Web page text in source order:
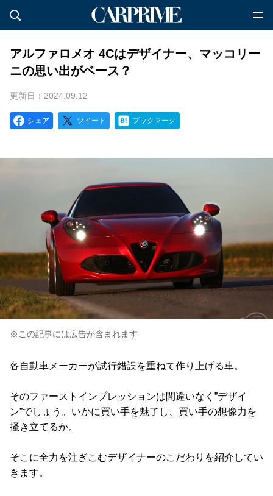
アルファロメオ 4Cはデザイナー、マッコリー
ニの思い出がベース？
更新日：2024.09.12
シェア ツイート ブックマーク
※この記事には広告が含まれます
各自動車メーカーが試行錯誤を重ねて作り上げる車。
そのファーストインプレッションは間違いなく”デザイ
ン”でしょう。いかに買い手を魅了し、買い手の想像力を
掻き立てるか。
そこに全力を注ぎこむデザイナーのこだわりを紹介してい
きます。